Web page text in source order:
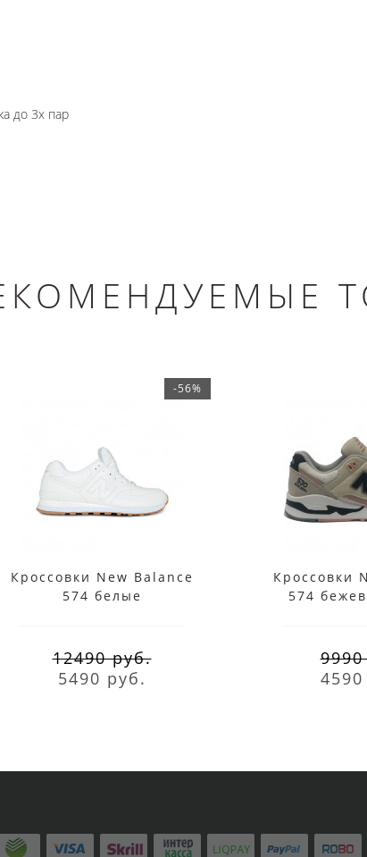
до 3х пар
-56%
Кроссовки New Balance
574 белые
12490 руб.
5490 руб.
Кроссовки
574